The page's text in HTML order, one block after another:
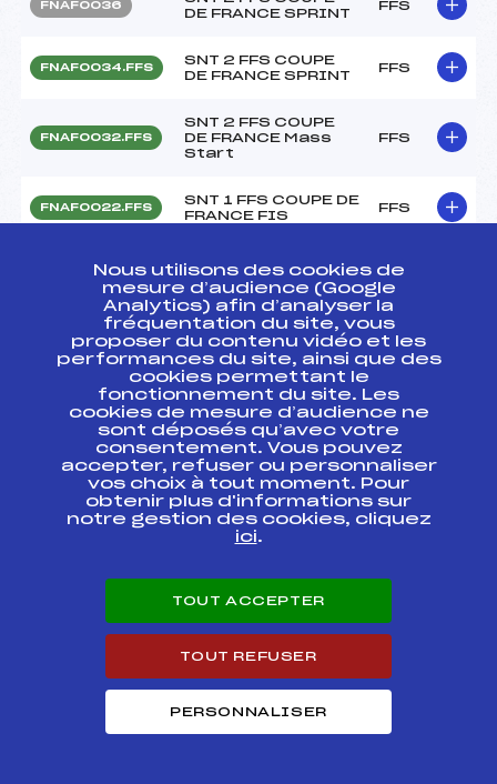
FNAF0036
DE FRANCE SPRINT
FFS
FNAF0034.FFS
SNT 2 FFS COUPE
DE FRANCE SPRINT
FFS
FNAF0032.FFS
SNT 2 FFS COUPE
DE FRANCE Mass
Start
FFS
FNAF0022.FFS
SNT 1 FFS COUPE DE
FRANCE FIS
FFS
FNAF0015.FFS
KO-QLF – SNT 1 FFS
COUPE DE FRANCE
FIS
FFS
FNAF0017
KO Final- SNT 1 FFS
COUPE DE FRANCE
FIS
FFS
FNAF0012.FFS
FS 10/11 – SNT 1 FFS
COUPE DE FRANCE
FIS
FFS
FIS0294.FFS FIS U20 FFS
FIS0291
FINAL
FFS
Circuits Nordique 2022
Nous utilisons des cookies de
mesure d’audience (Google
Analytics) afin d’analyser la
fréquentation du site, vous
proposer du contenu vidéo et les
performances du site, ainsi que des
cookies permettant le
fonctionnement du site. Les
cookies de mesure d’audience ne
sont déposés qu’avec votre
consentement. Vous pouvez
accepter, refuser ou personnaliser
vos choix à tout moment. Pour
obtenir plus d'informations sur
notre gestion des cookies, cliquez
ici.
TOUT ACCEPTER
TOUT REFUSER
PERSONNALISER